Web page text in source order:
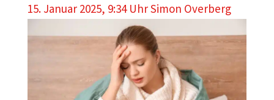
15. Januar 2025, 9:34 UhrSimon Overberg